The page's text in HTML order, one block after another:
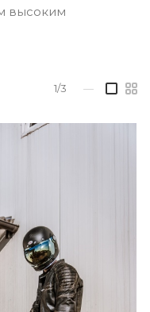
высоким
1/3 —